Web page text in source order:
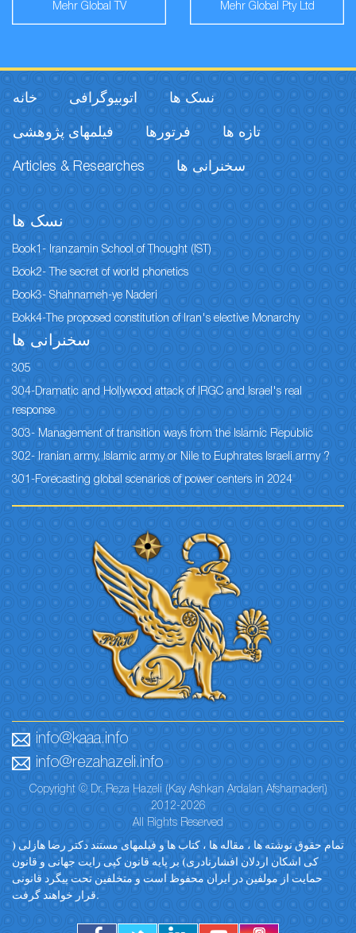
Mehr Global TV Mehr Global Pty Ltd
خانه اتوبیوگرافی نسک ها
فیلمهای پژوهشی فرتورها تازه ها
Articles & Researches سخنرانی ها
نسک ها
Book1- Iranzamin School of Thought (IST)
Book2- The secret of world phonetics
Book3- Shahnameh-ye Naderi
Bokk4-The proposed constitution of Iran's elective Monarchy
سخنرانی ها
305
304-Dramatic and Hollywood attack of IRGC and Israel's real
response
303- Management of transition ways from the Islamic Republic
302- Iranian army, Islamic army or Nile to Euphrates Israeli army ?
301-Forecasting global scenarios of power centers in 2024
info@kaaa.info
info@rezahazeli.info
Copyright © Dr. Reza Hazeli (Kay Ashkan Ardalan Afsharnaderi)
2012-2026
All Rights Reserved
تمام حقوق نوشته ها ، مقاله ها ، کتاب ها و فیلمهای مستند دکتر رضا هازلی (
کی اشکان اردلان افشارنادری) بر پایه قانون کپی رایت جهانی و قانون
حمایت از مولفین در ایران محفوظ است و متخلفین تحت پیگرد قانونی
قرار خواهند گرفت.